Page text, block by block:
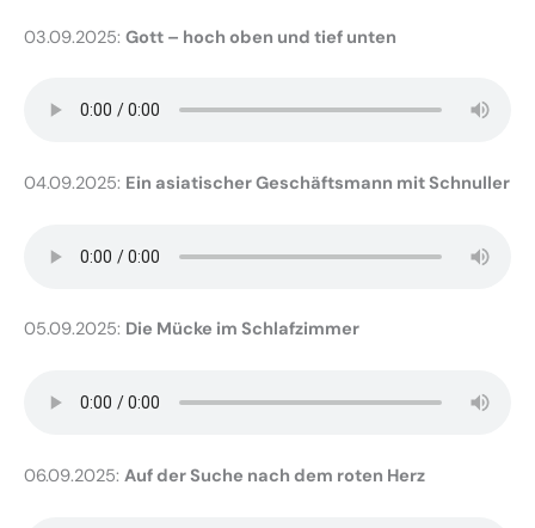
03.09.2025: Gott – hoch oben und tief unten
04.09.2025: Ein asiatischer Geschäftsmann mit Schnuller
05.09.2025: Die Mücke im Schlafzimmer
06.09.2025: Auf der Suche nach dem roten Herz